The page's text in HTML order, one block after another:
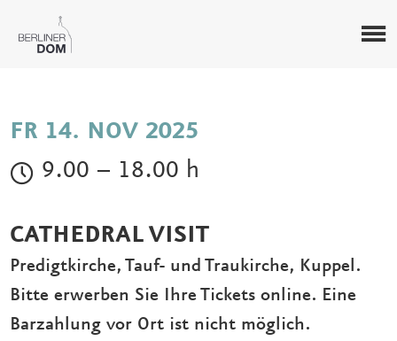
FR 14. NOV 2025
9.00 – 18.00 h
CATHEDRAL VISIT
Predigtkirche, Tauf- und Traukirche, Kuppel.
Bitte erwerben Sie Ihre Tickets online. Eine
Barzahlung vor Ort ist nicht möglich.